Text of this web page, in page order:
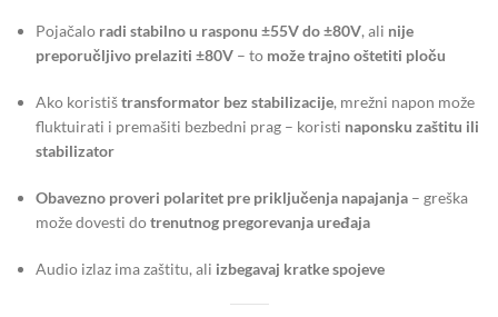
Pojačalo radi stabilno u rasponu ±55V do ±80V, ali nije
preporučljivo prelaziti ±80V – to može trajno oštetiti ploču
Ako koristištransformator bez stabilizacije, mrežni napon može
fluktuirati i premašiti bezbedni prag – koristi naponsku zaštitu ili
stabilizator
Obavezno proveri polaritet pre priključenja napajanja – greška
može dovesti dotrenutnog pregorevanja uređaja
Audio izlaz ima zaštitu, ali izbegavaj kratke spojeve